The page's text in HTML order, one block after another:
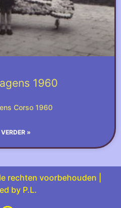
1960
Corso 1960
»
rechten voorbehouden |
by P.L.